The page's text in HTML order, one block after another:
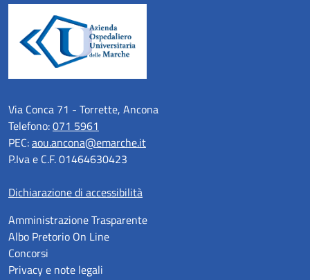
Via Conca 71 - Torrette, Ancona
Telefono:071 5961
PEC:aou.ancona@emarche.it
P.Iva e C.F. 01464630423
Dichiarazione di accessibilità
Amministrazione Trasparente
Albo Pretorio On Line
Concorsi
Privacy e note legali